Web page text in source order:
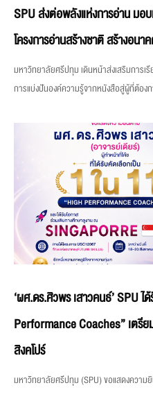
SPU ส่งต่อพลังแห่งการอ่าน มอ
โครงการอ่านสร้างชาติ สร้างอน
มหาวิทยาลัยศรีปทุม เดินหน้าส่งเสริมการ
การแบ่งปันองค์ความรู้จากหนังสือสู่ผู้ที่ต้อง
‘ผศ.ดร.ศิวพร เสาวคนธ์’ SPU ไ
Performance Coaches” เต
สิงคโปร์
มหาวิทยาลัยศรีปทุม (SPU) ขอแสดงควา